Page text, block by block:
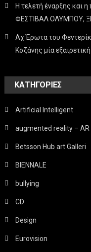
Η τελετή έναρξης και
ΦΕΣΤΙΒΑΛ ΟΛΥΜΠΟΥ,
Αχ Έρωτα του
Κοζάνης μία
KΑΤΗΓΟΡΊΕΣ
Artificial Intelligent
augmented reality – AR
Betsson Hub art Galleri
BIENNALE
bullying
CD
Design
Eurovision